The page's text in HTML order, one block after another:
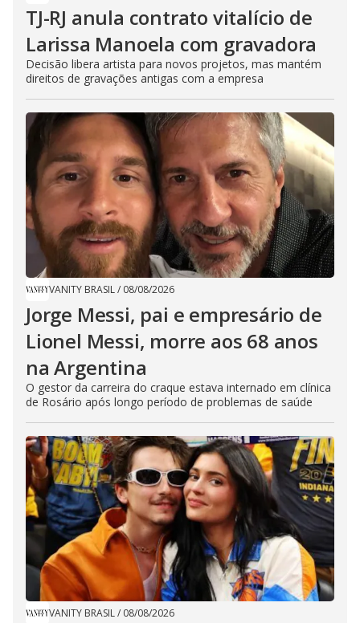
TJ-RJ anula contrato vitalício de
Larissa Manoela com gravadora
Decisão libera artista para novos projetos, mas mantém
direitos de gravações antigas com a empresa
VANITY BRASIL/ 08/08/2026
Jorge Messi, pai e empresário de
Lionel Messi, morre aos 68 anos
na Argentina
O gestor da carreira do craque estava internado em clínica
de Rosário após longo período de problemas de saúde
VANITY BRASIL/ 08/08/2026